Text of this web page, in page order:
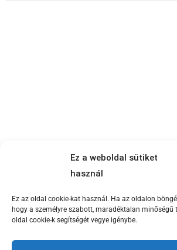
Ez a weboldal sütiket
használ
Ez az oldal cookie-kat használ. Ha az oldalon
hogy a személyre szabott, maradéktalan minőségű
oldal cookie-k segítségét vegye igénybe.
Központi elérhetőségeink
Cím: 1081 Budapest, Népszínház u. 22.
Postacím: 1447 Budapest, Pf.: 578